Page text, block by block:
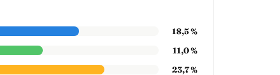
18,5 %
11,0 %
23,7 %